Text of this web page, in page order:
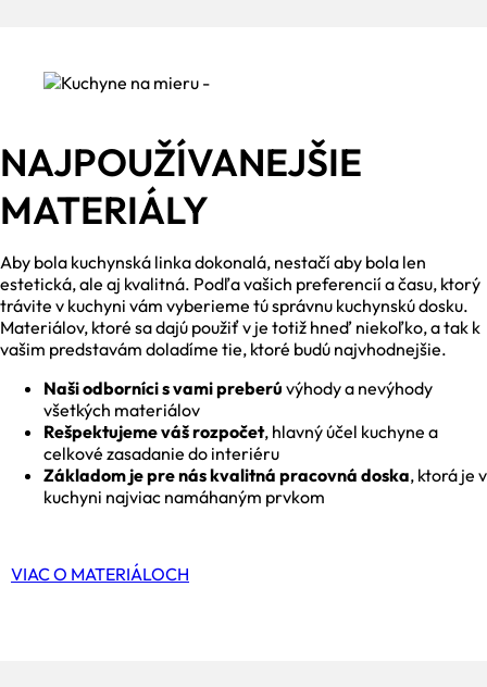
NAJPOUŽÍVANEJŠIE
MATERIÁLY
Aby bola kuchynská linka dokonalá, nestačí aby bola len
estetická, ale aj kvalitná. Podľa vašich preferencií a času, ktorý
trávite v kuchyni vám vyberieme tú správnu kuchynskú dosku.
Materiálov, ktoré sa dajú použiť v je totiž hneď niekoľko, a tak k
vašim predstavám doladíme tie, ktoré budú najvhodnejšie.
Naši odborníci s vami preberú výhody a nevýhody
všetkých materiálov
Rešpektujeme váš rozpočet, hlavný účel kuchyne a
celkové zasadanie do interiéru
Základom je pre nás kvalitná pracovná doska, ktorá je v
kuchyni najviac namáhaným prvkom
VIAC O MATERIÁLOCH